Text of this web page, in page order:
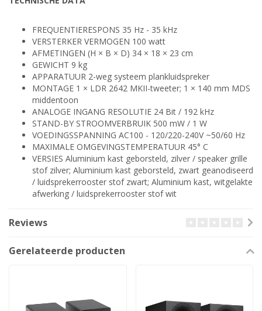
FREQUENTIERESPONS 35 Hz - 35 kHz
VERSTERKER VERMOGEN 100 watt
AFMETINGEN (H × B × D) 34 × 18 × 23 cm
GEWICHT 9 kg
APPARATUUR 2-weg systeem plankluidspreker
MONTAGE 1 × LDR 2642 MKII-tweeter; 1 × 140 mm MDS
middentoon
ANALOGE INGANG RESOLUTIE 24 Bit / 192 kHz
STAND-BY STROOMVERBRUIK 500 mW / 1 W
VOEDINGSSPANNING AC100 - 120/220-240V ~50/60 Hz
MAXIMALE OMGEVINGSTEMPERATUUR 45° C
VERSIES Aluminium kast geborsteld, zilver / speaker grille
stof zilver; Aluminium kast geborsteld, zwart geanodiseerd
/ luidsprekerrooster stof zwart; Aluminium kast, witgelakte
afwerking / luidsprekerrooster stof wit
Reviews
Gerelateerde producten